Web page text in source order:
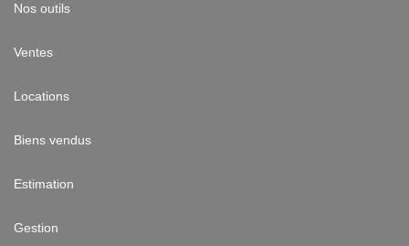
Nos outils
Ventes
Locations
Biens vendus
Estimation
Gestion